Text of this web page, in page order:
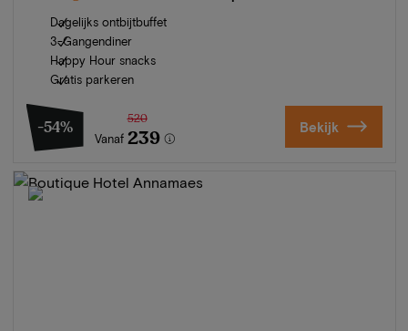
Dagelijks ontbijtbuffet
3-Gangendiner
Happy Hour snacks
Gratis parkeren
-54%
Vanaf
520
239 Bekijk